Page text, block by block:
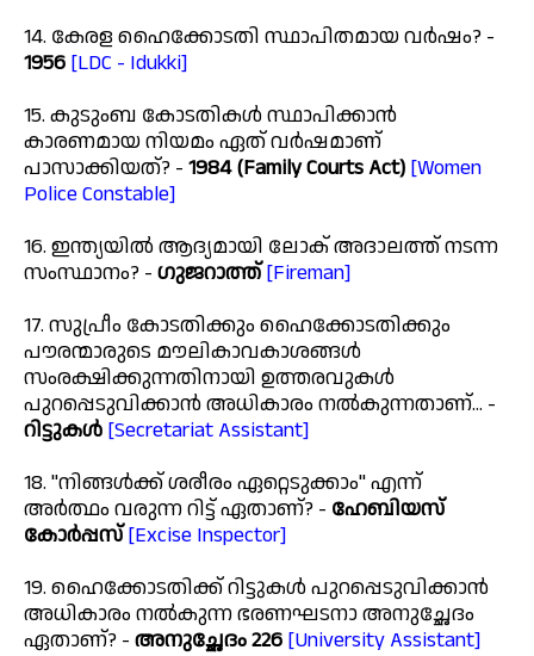
14. കേരള ഹൈക്കോടതി സ്ഥാപിതമായ വർഷം? -
1956 [LDC - Idukki]
15. കുടുംബ കോടതികൾ സ്ഥാപിക്കാൻ
കാരണമായ നിയമം ഏത് വർഷമാണ്
പാസാക്കിയത്? - 1984 (Family Courts Act) [Women
Police Constable]
16. ഇന്ത്യയിൽ ആദ്യമായി ലോക് അദാലത്ത് നടന്ന
സംസ്ഥാനം? - ഗുജറാത്ത് [Fireman]
17. സുപ്രീം കോടതിക്കും ഹൈക്കോടതിക്കും
പൗരന്മാരുടെ മൗലികാവകാശങ്ങൾ
സംരക്ഷിക്കുന്നതിനായി ഉത്തരവുകൾ
പുറപ്പെടുവിക്കാൻ അധികാരം നൽകുന്നതാണ്... -
റിട്ടുകൾ [Secretariat Assistant]
18. "നിങ്ങൾക്ക് ശരീരം ഏറ്റെടുക്കാം" എന്ന്
അർത്ഥം വരുന്ന റിട്ട് ഏതാണ്? - ഹേബിയസ്
കോർപ്പസ് [Excise Inspector]
19. ഹൈക്കോടതിക്ക് റിട്ടുകൾ പുറപ്പെടുവിക്കാൻ
അധികാരം നൽകുന്ന ഭരണഘടനാ അനുച്ഛേദം
ഏതാണ്? - അനുച്ഛേദം 226 [University Assistant]